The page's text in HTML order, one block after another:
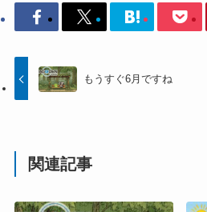
もうすぐ6月ですね
関連記事